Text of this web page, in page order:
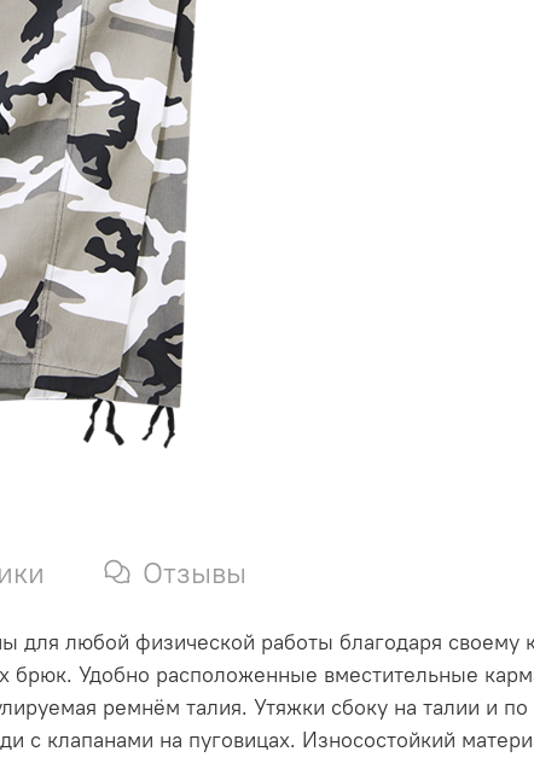
Отзывы
любой физической работы благодаря своему
брюк. Удобно расположенные вместительные
ремнём талия. Утяжки сбоку на талии и
с клапанами на пуговицах. Износостойкий